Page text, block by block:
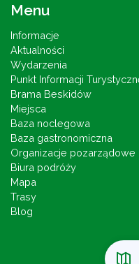
Menu
Informacje
Aktualności
Wydarzenia
Punkt Informacji
Brama Beskidów
Miejsca
Baza noclegowa
Baza gastronomiczna
Organizacje pozarządowe
Biura podróży
Mapa
Trasy
Blog